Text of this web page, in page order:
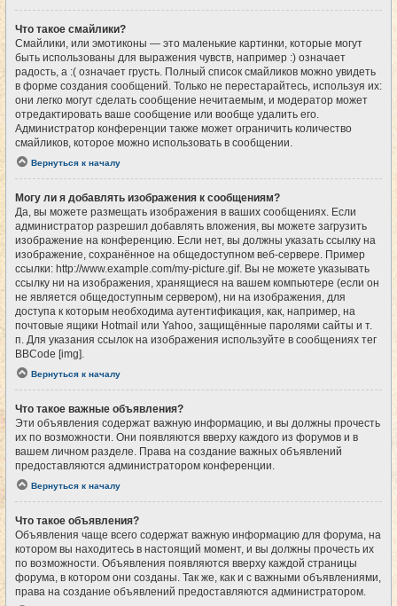
Что такое смайлики?
Смайлики, или эмотиконы — это маленькие картинки, которые могут
быть использованы для выражения чувств, например :) означает
радость, а :( означает грусть. Полный список смайликов можно увидеть
в форме создания сообщений. Только не перестарайтесь, используя их:
они легко могут сделать сообщение нечитаемым, и модератор может
отредактировать ваше сообщение или вообще удалить его.
Администратор конференции также может ограничить количество
смайликов, которое можно использовать в сообщении.
Вернуться к началу
Могу ли я добавлять изображения к сообщениям?
Да, вы можете размещать изображения в ваших сообщениях. Если
администратор разрешил добавлять вложения, вы можете загрузить
изображение на конференцию. Если нет, вы должны указать ссылку на
изображение, сохранённое на общедоступном веб-сервере. Пример
ссылки: http://www.example.com/my-picture.gif. Вы не можете указывать
ссылку ни на изображения, хранящиеся на вашем компьютере (если он
не является общедоступным сервером), ни на изображения, для
доступа к которым необходима аутентификация, как, например, на
почтовые ящики Hotmail или Yahoo, защищённые паролями сайты и т.
п. Для указания ссылок на изображения используйте в сообщениях тег
BBCode [img].
Вернуться к началу
Что такое важные объявления?
Эти объявления содержат важную информацию, и вы должны прочесть
их по возможности. Они появляются вверху каждого из форумов и в
вашем личном разделе. Права на создание важных объявлений
предоставляются администратором конференции.
Вернуться к началу
Что такое объявления?
Объявления чаще всего содержат важную информацию для форума, на
котором вы находитесь в настоящий момент, и вы должны прочесть их
по возможности. Объявления появляются вверху каждой страницы
форума, в котором они созданы. Так же, как и с важными объявлениями,
права на создание объявлений предоставляются администратором.